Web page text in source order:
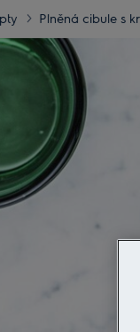
Plněná cibule s